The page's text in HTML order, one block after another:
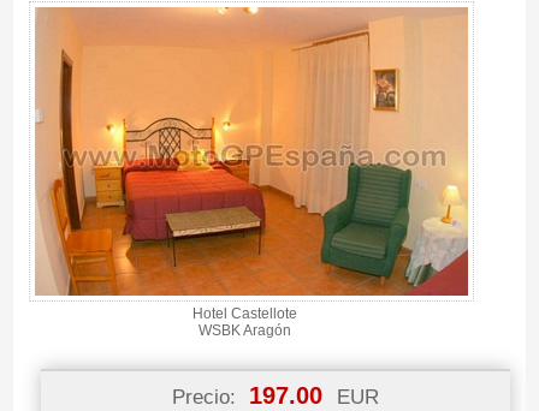
Hotel Castellote
WSBK Aragón
Precio: 197.00 EUR